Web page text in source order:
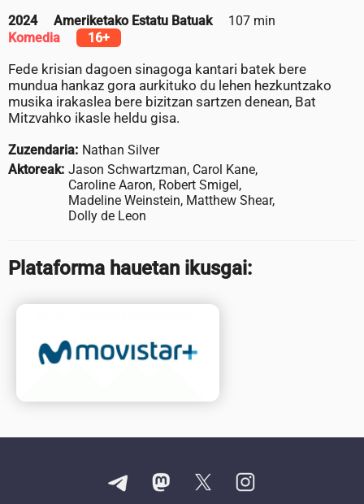
2024 Ameriketako Estatu Batuak
107 min
Komedia
16+
Fede krisian dagoen sinagoga kantari batek bere
mundua hankaz gora aurkituko du lehen hezkuntzako
musika irakaslea bere bizitzan sartzen denean, Bat
Mitzvahko ikasle heldu gisa.
Zuzendaria: Nathan Silver
Aktoreak: Jason Schwartzman, Carol Kane,
Caroline Aaron, Robert Smigel,
Madeline Weinstein, Matthew Shear,
Dolly de Leon
Plataforma hauetan ikusgai: